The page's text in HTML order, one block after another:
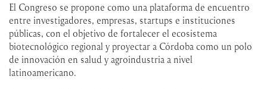
El Congreso se propone como una plataforma de encuentro
entre investigadores, empresas, startups e instituciones
públicas, con el objetivo de fortalecer el ecosistema
biotecnológico regional y proyectar a Córdoba como un polo
de innovación en salud y agroindustria a nivel
latinoamericano.